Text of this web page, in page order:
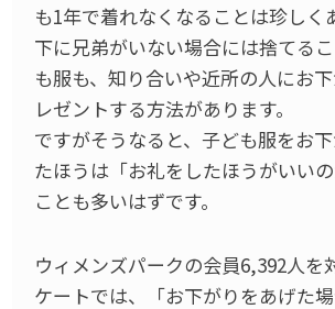
も1年で着れなくなることは珍しく
下に兄弟がいない場合には捨てる
も服も、知り合いや近所の人にお
レゼントする方法があります。
ですがそうなると、子ども服をお
たほうは「お礼をしたほうがいい
ことも多いはずです。
ウィメンズパークの会員6,392人を
ケートでは、「お下がりをあげた